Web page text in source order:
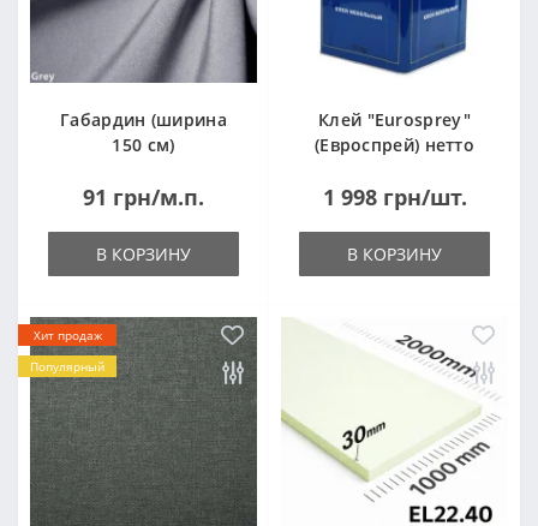
Габардин (ширина
150 см)
91 грн/м.п.
В КОРЗИНУ
Клей "Eurosprey"
(Евроспрей) нетто
1 998 грн/шт.
В КОРЗИНУ
Хит продаж
Популярный